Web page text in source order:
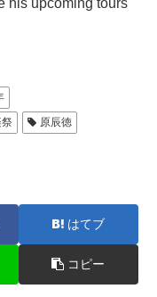
his upcoming tours
原辰徳
はてブ
コピー